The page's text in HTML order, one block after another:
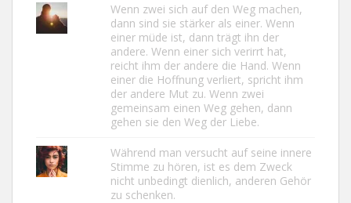
Wenn zwei sich auf den Weg machen,
dann sind sie stärker als einer. Wenn
einer müde ist, dann trägt ihn der
andere. Wenn einer sich verirrt hat,
reicht ihm der andere die Hand. Wenn
einer die Hoffnung verliert, spricht ihm
der andere Mut zu. Wenn zwei
gemeinsam einen Weg gehen, dann
gehen sie den Weg der Liebe.
Während man versucht auf seine innere
Stimme zu hören, ist es dem Zweck
nicht unbedingt dienlich, anderen Gehör
zu schenken.